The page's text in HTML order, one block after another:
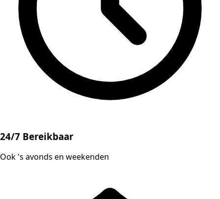
24/7 Bereikbaar
Ook 's avonds en weekenden